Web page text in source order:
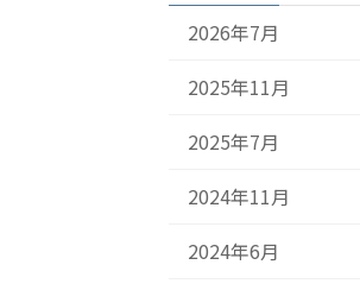
2026年7月
2025年11月
2025年7月
2024年11月
2024年6月